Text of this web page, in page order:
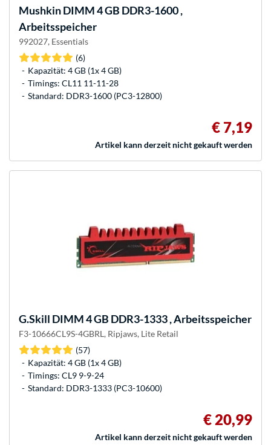
MushkinDIMM 4 GB DDR3-1600 ,
Arbeitsspeicher
992027, Essentials
(6)
Kapazität: 4 GB (1x 4 GB)
Timings: CL11 11-11-28
Standard: DDR3-1600 (PC3-12800)
€ 7,19
Artikel kann derzeit nicht gekauft werden
G.Skill DIMM 4 GB DDR3-1333 , Arbeitsspeicher
F3-10666CL9S-4GBRL, Ripjaws, Lite Retail
(57)
Kapazität: 4 GB (1x 4 GB)
Timings: CL9 9-9-24
Standard: DDR3-1333 (PC3-10600)
€ 20,99
Artikel kann derzeit nicht gekauft werden